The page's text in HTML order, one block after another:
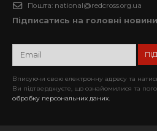
Пошта: national@redcross.org.ua
Підписатись на головні
Вписуючи свою електронну адресу та
Ви підтверджуєте, що ознайомилися та
обробку персональних даних.